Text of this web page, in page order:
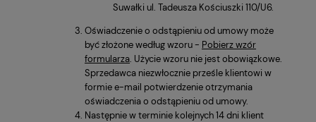
Suwałki ul. Tadeusza Kościuszki 110/U6.
Oświadczenie o odstąpieniu od umowy może
być złożone według wzoru - Pobierz wzór
formularza. Użycie wzoru nie jest obowiązkowe.
Sprzedawca niezwłocznie prześle klientowi w
formie e-mail potwierdzenie otrzymania
oświadczenia o odstąpieniu od umowy.
Następnie w terminie kolejnych 14 dni klient